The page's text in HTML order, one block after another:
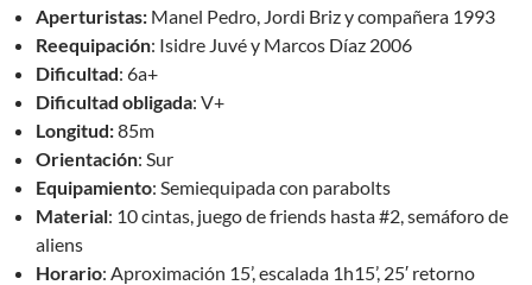
Aperturistas: Manel Pedro, Jordi Briz y compañera 1993
Reequipación: Isidre Juvé y Marcos Díaz 2006
Dificultad: 6a+
Dificultad obligada: V+
Longitud:85m
Orientación: Sur
Equipamiento: Semiequipada con parabolts
Material: 10 cintas, juego de friends hasta #2, semáforo de
aliens
Horario: Aproximación 15’, escalada 1h15’, 25′ retorno